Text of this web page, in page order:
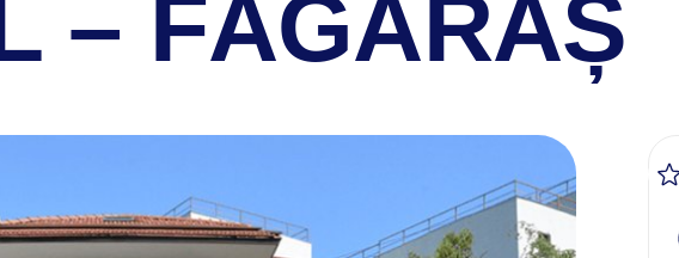
– FĂGĂRAȘ